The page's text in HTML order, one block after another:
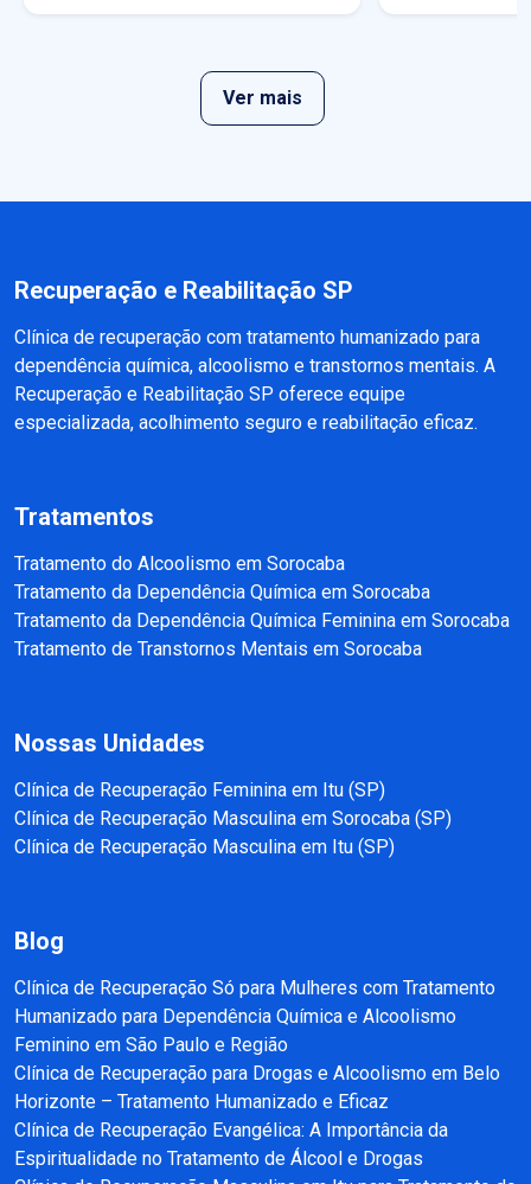
Ver mais
Recuperação e Reabilitação SP
Clínica de recuperação com tratamento humanizado para
dependência química, alcoolismo e transtornos mentais. A
Recuperação e Reabilitação SP oferece equipe
especializada, acolhimento seguro e reabilitação eficaz.
Tratamentos
Tratamento do Alcoolismo em Sorocaba
Tratamento da Dependência Química em Sorocaba
Tratamento da Dependência Química Feminina em Sorocaba
Tratamento de Transtornos Mentais em Sorocaba
Nossas Unidades
Clínica de Recuperação Feminina em Itu (SP)
Clínica de Recuperação Masculina em Sorocaba (SP)
Clínica de Recuperação Masculina em Itu (SP)
Blog
Clínica de Recuperação Só para Mulheres com Tratamento
Humanizado para Dependência Química e Alcoolismo
Feminino em São Paulo e Região
Clínica de Recuperação para Drogas e Alcoolismo em Belo
Horizonte – Tratamento Humanizado e Eficaz
Clínica de Recuperação Evangélica: A Importância da
Espiritualidade no Tratamento de Álcool e Drogas